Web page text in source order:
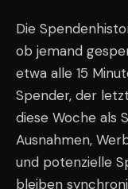
Die
ob jemand
etwa alle 15
Spender, der
diese Woche als
Ausnahmen,
und potenzielle
bleiben